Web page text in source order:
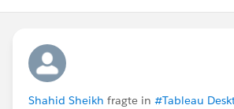
Shahid Sheikh fragte in #Tableau